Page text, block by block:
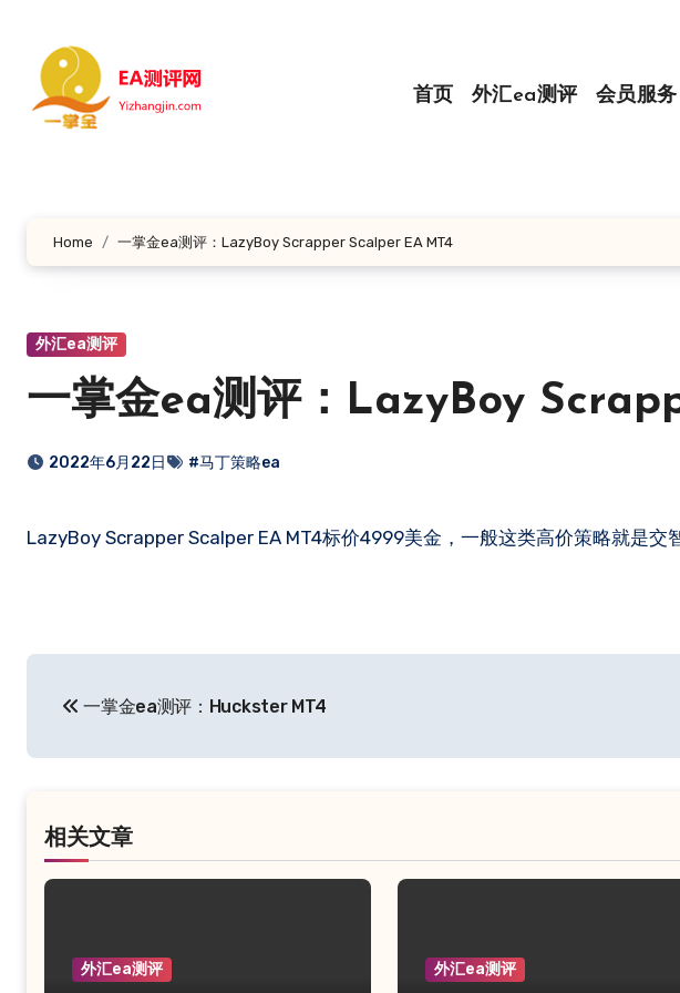
首页 外汇ea测评 会员服务
Home 一掌金ea测评：LazyBoy Scrapper Scalper EA MT4
外汇ea测评
一掌金ea测评：LazyBoy
2022年6月22日 #马丁策略ea
LazyBoy Scrapper Scalper EA MT4​标价4999美金，一般这类高价策略就是交
导
一掌金ea测评：Huckster MT4
相关文章
外汇ea测评 外汇ea测评